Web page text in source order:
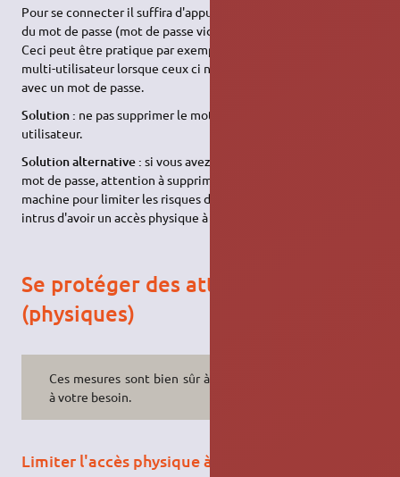
Pour se connecter il suffira d'appuyer sur entrée à la demande
du mot de passe (mot de passe vide).
Ceci peut être pratique par exemple dans le cas d'un système
multi-utilisateur lorsque ceux ci ne veulent pas se connecter
avec un mot de passe.
Solution : ne pas supprimer le mot de passe sur un compte
utilisateur.
Solution alternative : si vous avez un compte utilisateur sans
mot de passe, attention à supprimer tout accès à distance à la
machine pour limiter les risques d'intrusions, et empêcher tout
intrus d'avoir un accès physique à la machine.
Se protéger des attaques locales
(physiques)
Ces mesures sont bien sûr à adapter
à votre besoin.
Limiter l'accès physique à l'ordinateur